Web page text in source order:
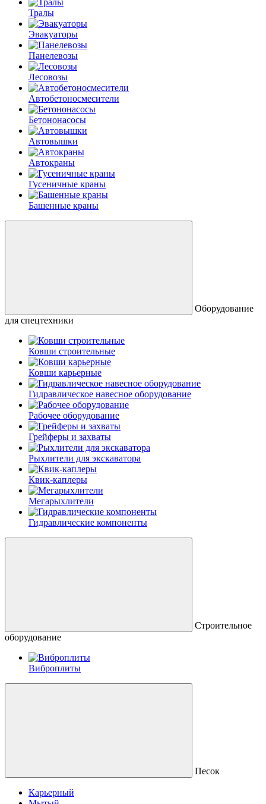
Тралы
Эвакуаторы
Панелевозы
Лесовозы
Автобетоно­смесители
Бетононасосы
Автовышки
Автокраны
Гусеничные краны
Башенные краны
Оборудование
для спецтехники
Ковши строительные
Ковши карьерные
Гидравлическое навесное оборудование
Рабочее оборудование
Грейферы и захваты
Рыхлители для экскаватора
Квик-каплеры
Мегарыхлители
Гидравлические компоненты
Строительное
оборудование
Виброплиты
Песок
Карьерный